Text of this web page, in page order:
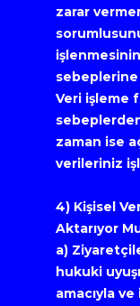
zarar
sebeplerine
Veri işleme
zaman ise
verileriniz
4) Kişisel
Aktarıyor
a)
hukuki
amacıyla